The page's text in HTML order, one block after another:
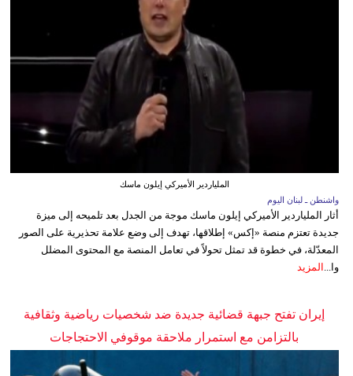
الملياردير الأميركي إيلون ماسك
واشنطن ـ لبنان اليوم
أثار الملياردير الأميركي إيلون ماسك موجة من الجدل بعد تلميحه إلى ميزة
جديدة تعتزم منصة «إكس» إطلاقها، تهدف إلى وضع علامة تحذيرية على الصور
المعدّلة، في خطوة قد تمثل تحولاً في تعامل المنصة مع المحتوى المضلل
وا... المزيد
إيران تفتح جبهة قضائية جديدة ضد شخصيات رياضية وثقافية
بالتزامن مع استمرار ملاحقة موقوفي الاحتجاجات